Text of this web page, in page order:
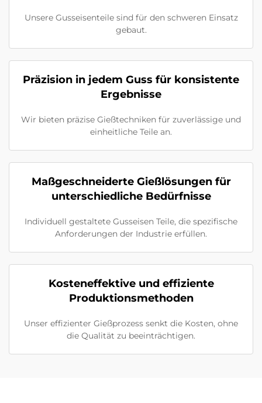
Unsere Gusseisenteile sind für den schweren Einsatz
gebaut.
Präzision in jedem Guss für konsistente
Ergebnisse
Wir bieten präzise Gießtechniken für zuverlässige und
einheitliche Teile an.
Maßgeschneiderte Gießlösungen für
unterschiedliche Bedürfnisse
Individuell gestaltete Gusseisen Teile, die spezifische
Anforderungen der Industrie erfüllen.
Kosteneffektive und effiziente
Produktionsmethoden
Unser effizienter Gießprozess senkt die Kosten, ohne
die Qualität zu beeinträchtigen.